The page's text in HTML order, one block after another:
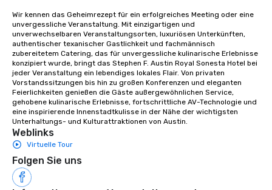
Wir kennen das Geheimrezept für ein erfolgreiches Meeting oder eine
unvergessliche Veranstaltung. Mit einzigartigen und
unverwechselbaren Veranstaltungsorten, luxuriösen Unterkünften,
authentischer texanischer Gastlichkeit und fachmännisch
zubereitetem Catering, das für unvergessliche kulinarische Erlebnisse
konzipiert wurde, bringt das Stephen F. Austin Royal Sonesta Hotel bei
jeder Veranstaltung ein lebendiges lokales Flair. Von privaten
Vorstandssitzungen bis hin zu großen Konferenzen und eleganten
Feierlichkeiten genießen die Gäste außergewöhnlichen Service,
gehobene kulinarische Erlebnisse, fortschrittliche AV-Technologie und
eine inspirierende Innenstadtkulisse in der Nähe der wichtigsten
Unterhaltungs- und Kulturattraktionen von Austin.
Weblinks
Virtuelle Tour
Folgen Sie uns